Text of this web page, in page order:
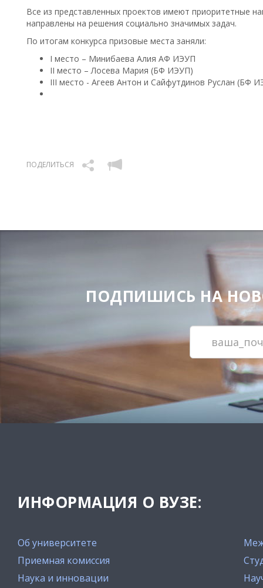
Все из представленных проектов имеют приоритетные
направлены на решения социально значимых задач.
По итогам конкурса призовые места заняли:
I место – Минибаева Алия АФ ИЭУП
II место – Лосева Мария (БФ ИЭУП)
III место - Агеев Антон и Сайфутдинов Руслан (БФ
ПОДЕЛИТЬСЯ
ПОДПИШИСЬ НА
ИНФОРМАЦИЯ О ВУЗЕ:
Об университете
Приемная комиссия
Наука и инновации